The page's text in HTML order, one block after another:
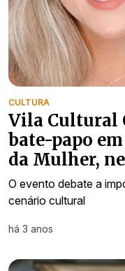
CULTURA
Vila Cultural
bate-papo
da Mulher,
O evento debate a
cenário cultural
há 3 anos